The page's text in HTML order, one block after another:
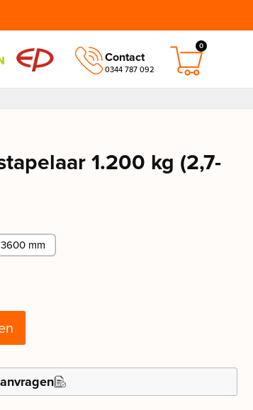
Contact
0344 787 092
0
1.200 kg (2,7-
3600 mm